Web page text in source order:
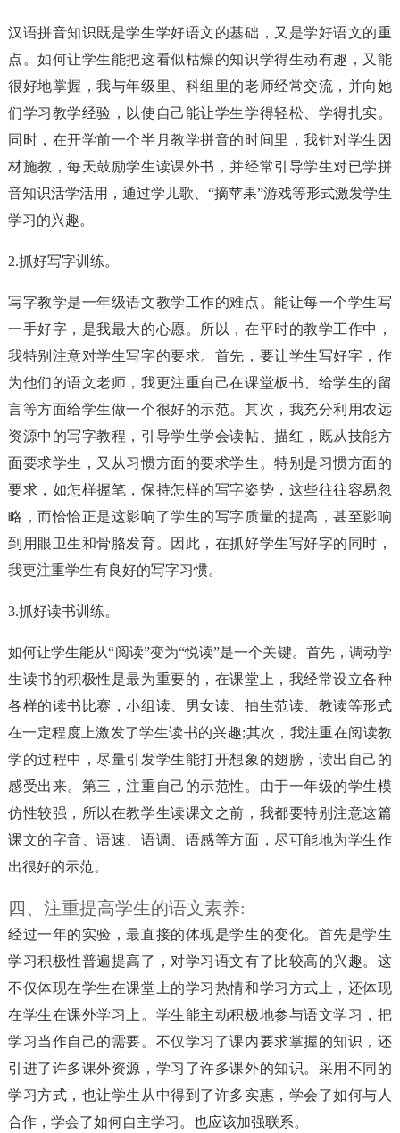
汉语拼音知识既是学生学好语文的基础，又是学好语文的重
点。如何让学生能把这看似枯燥的知识学得生动有趣，又能
很好地掌握，我与年级里、科组里的老师经常交流，并向她
们学习教学经验，以使自己能让学生学得轻松、学得扎实。
同时，在开学前一个半月教学拼音的时间里，我针对学生因
材施教，每天鼓励学生读课外书，并经常引导学生对已学拼
音知识活学活用，通过学儿歌、“摘苹果”游戏等形式激发学生
学习的兴趣。
2.抓好写字训练。
写字教学是一年级语文教学工作的难点。能让每一个学生写
一手好字，是我最大的心愿。所以，在平时的教学工作中，
我特别注意对学生写字的要求。首先，要让学生写好字，作
为他们的语文老师，我更注重自己在课堂板书、给学生的留
言等方面给学生做一个很好的示范。其次，我充分利用农远
资源中的写字教程，引导学生学会读帖、描红，既从技能方
面要求学生，又从习惯方面的要求学生。特别是习惯方面的
要求，如怎样握笔，保持怎样的写字姿势，这些往往容易忽
略，而恰恰正是这影响了学生的写字质量的提高，甚至影响
到用眼卫生和骨胳发育。因此，在抓好学生写好字的同时，
我更注重学生有良好的写字习惯。
3.抓好读书训练。
如何让学生能从“阅读”变为“悦读”是一个关键。首先，调动学
生读书的积极性是最为重要的，在课堂上，我经常设立各种
各样的读书比赛，小组读、男女读、抽生范读、教读等形式
在一定程度上激发了学生读书的兴趣;其次，我注重在阅读教
学的过程中，尽量引发学生能打开想象的翅膀，读出自己的
感受出来。第三，注重自己的示范性。由于一年级的学生模
仿性较强，所以在教学生读课文之前，我都要特别注意这篇
课文的字音、语速、语调、语感等方面，尽可能地为学生作
出很好的示范。
四、注重提高学生的语文素养:
经过一年的实验，最直接的体现是学生的变化。首先是学生
学习积极性普遍提高了，对学习语文有了比较高的兴趣。这
不仅体现在学生在课堂上的学习热情和学习方式上，还体现
在学生在课外学习上。学生能主动积极地参与语文学习，把
学习当作自己的需要。不仅学习了课内要求掌握的知识，还
引进了许多课外资源，学习了许多课外的知识。采用不同的
学习方式，也让学生从中得到了许多实惠，学会了如何与人
合作，学会了如何自主学习。也应该加强联系。